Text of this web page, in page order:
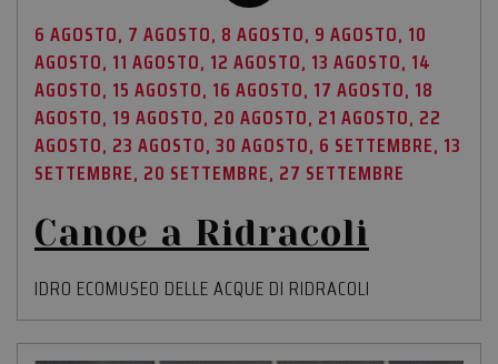
6 AGOSTO, 7 AGOSTO, 8 AGOSTO, 9 AGOSTO, 10
AGOSTO, 11 AGOSTO, 12 AGOSTO, 13 AGOSTO, 14
AGOSTO, 15 AGOSTO, 16 AGOSTO, 17 AGOSTO, 18
AGOSTO, 19 AGOSTO, 20 AGOSTO, 21 AGOSTO, 22
AGOSTO, 23 AGOSTO, 30 AGOSTO, 6 SETTEMBRE, 13
SETTEMBRE, 20 SETTEMBRE, 27 SETTEMBRE
Canoe a Ridracoli
IDRO ECOMUSEO DELLE ACQUE DI RIDRACOLI
CookieScriptConsent
CookieScript
.amaparco.it
4
settimane
2 giorni
Cookie-
ricordare